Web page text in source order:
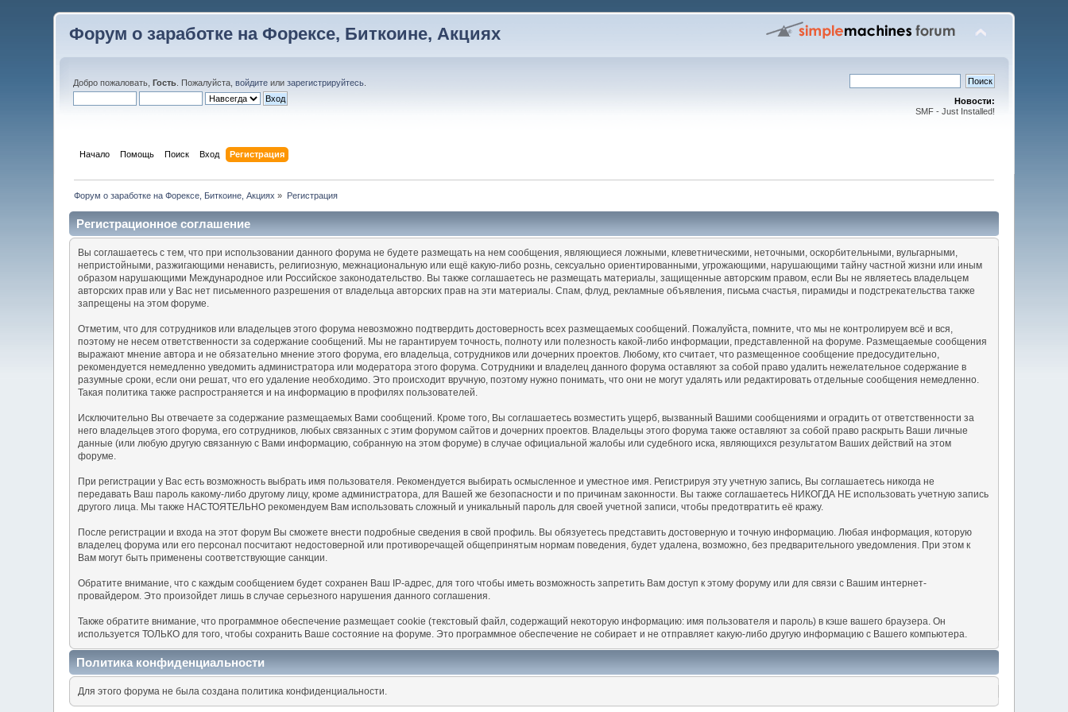
Форум о заработке на Форексе, Биткоине, Акциях
Добро пожаловать,Гость . Пожалуйста,войдите илизарегистрируйтесь
Новости:
SMF - Just Installed!
Начало Помощь Поиск Вход Регистрация
Форум о заработке на Форексе, Биткоине, Акциях » Регистрация
Регистрационное соглашение
Вы соглашаетесь с тем, что при использовании данного форума не будете размещать на нем сообщения, являющиеся ложными, клеветническими, неточными, оскорбительными, вульгарными,
непристойными, разжигающими ненависть, религиозную, межнациональную или ещё какую-либо рознь, сексуально ориентированными, угрожающими, нарушающими тайну частной жизни или иным
образом нарушающими Международное или Российское законодательство. Вы также соглашаетесь не размещать материалы, защищенные авторским правом, если Вы не являетесь владельцем
авторских прав или у Вас нет письменного разрешения от владельца авторских прав на эти материалы. Спам, флуд, рекламные объявления, письма счастья, пирамиды и подстрекательства также
запрещены на этом форуме.
Отметим, что для сотрудников или владельцев этого форума невозможно подтвердить достоверность всех размещаемых сообщений. Пожалуйста, помните, что мы не контролируем всё и вся,
поэтому не несем ответственности за содержание сообщений. Мы не гарантируем точность, полноту или полезность какой-либо информации, представленной на форуме. Размещаемые сообщения
выражают мнение автора и не обязательно мнение этого форума, его владельца, сотрудников или дочерних проектов. Любому, кто считает, что размещенное сообщение предосудительно,
рекомендуется немедленно уведомить администратора или модератора этого форума. Сотрудники и владелец данного форума оставляют за собой право удалить нежелательное содержание в
разумные сроки, если они решат, что его удаление необходимо. Это происходит вручную, поэтому нужно понимать, что они не могут удалять или редактировать отдельные сообщения немедленно.
Такая политика также распространяется и на информацию в профилях пользователей.
Исключительно Вы отвечаете за содержание размещаемых Вами сообщений. Кроме того, Вы соглашаетесь возместить ущерб, вызванный Вашими сообщениями и оградить от ответственности за
него владельцев этого форума, его сотрудников, любых связанных с этим форумом сайтов и дочерних проектов. Владельцы этого форума также оставляют за собой право раскрыть Ваши личные
данные (или любую другую связанную с Вами информацию, собранную на этом форуме) в случае официальной жалобы или судебного иска, являющихся результатом Ваших действий на этом
форуме.
При регистрации у Вас есть возможность выбрать имя пользователя. Рекомендуется выбирать осмысленное и уместное имя. Регистрируя эту учетную запись, Вы соглашаетесь никогда не
передавать Ваш пароль какому-либо другому лицу, кроме администратора, для Вашей же безопасности и по причинам законности. Вы также соглашаетесь НИКОГДА НЕ использовать учетную запись
другого лица. Мы также НАСТОЯТЕЛЬНО рекомендуем Вам использовать сложный и уникальный пароль для своей учетной записи, чтобы предотвратить её кражу.
После регистрации и входа на этот форум Вы сможете внести подробные сведения в свой профиль. Вы обязуетесь представить достоверную и точную информацию. Любая информация, которую
владелец форума или его персонал посчитают недостоверной или противоречащей общепринятым нормам поведения, будет удалена, возможно, без предварительного уведомления. При этом к
Вам могут быть применены соответствующие санкции.
Обратите внимание, что с каждым сообщением будет сохранен Ваш IP-адрес, для того чтобы иметь возможность запретить Вам доступ к этому форуму или для связи с Вашим интернет-
провайдером. Это произойдет лишь в случае серьезного нарушения данного соглашения.
Также обратите внимание, что программное обеспечение размещает cookie (текстовый файл, содержащий некоторую информацию: имя пользователя и пароль) в кэше вашего браузера. Он
используется ТОЛЬКО для того, чтобы сохранить Ваше состояние на форуме. Это программное обеспечение не собирает и не отправляет какую-либо другую информацию с Вашего компьютера.
Политика конфиденциальности
Для этого форума не была создана политика конфиденциальности.